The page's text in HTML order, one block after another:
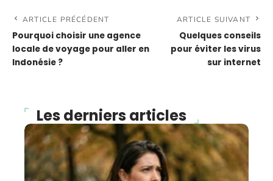
ARTICLE PRÉCÉDENT
Pourquoi choisir une agence
locale de voyage pour aller en
Indonésie ?
ARTICLE SUIVANT
Quelques conseils
pour éviter les virus
sur internet
Les derniers articles